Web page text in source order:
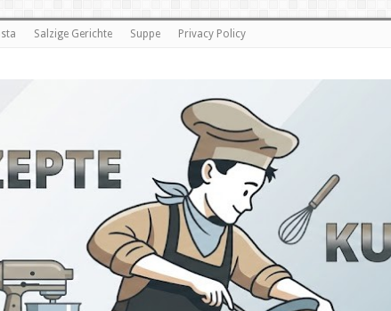
Salzige Gerichte Suppe Privacy Policy